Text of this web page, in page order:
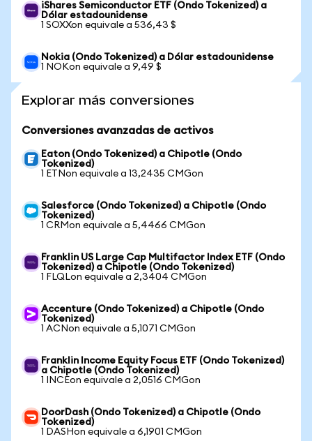
iShares Semiconductor ETF (Ondo Tokenized) a
Dólar estadounidense
1 SOXXon equivale a 536,43 $
Nokia (Ondo Tokenized) a Dólar estadounidense
1 NOKon equivale a 9,49 $
Explorar más conversiones
Conversiones avanzadas de activos
Eaton (Ondo Tokenized) a Chipotle (Ondo
Tokenized)
1 ETNon equivale a 13,2435 CMGon
Salesforce (Ondo Tokenized) a Chipotle (Ondo
Tokenized)
1 CRMon equivale a 5,4466 CMGon
Franklin US Large Cap Multifactor Index ETF (Ondo
Tokenized) a Chipotle (Ondo Tokenized)
1 FLQLon equivale a 2,3404 CMGon
Accenture (Ondo Tokenized) a Chipotle (Ondo
Tokenized)
1 ACNon equivale a 5,1071 CMGon
Franklin Income Equity Focus ETF (Ondo Tokenized)
a Chipotle (Ondo Tokenized)
1 INCEon equivale a 2,0516 CMGon
DoorDash (Ondo Tokenized) a Chipotle (Ondo
Tokenized)
1 DASHon equivale a 6,1901 CMGon